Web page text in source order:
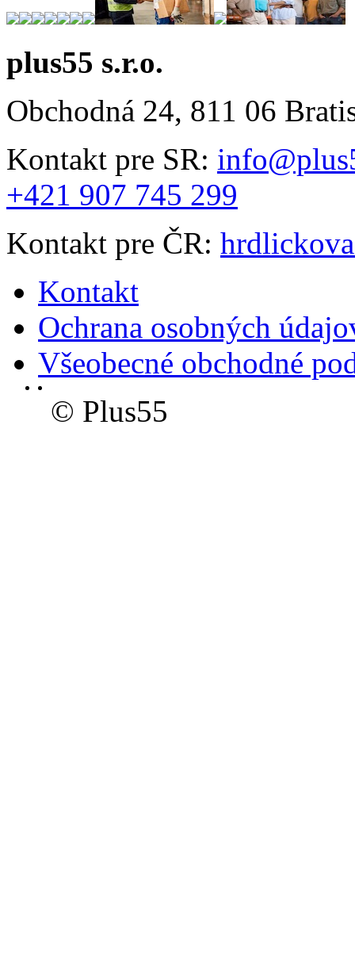
plus55 s.r.o.
Obchodná 24, 811 06
Kontakt pre SR:
+421 907 745 299
Kontakt pre ČR:
Kontakt
Ochrana osobných
Všeobecné obchodné
© Plus55